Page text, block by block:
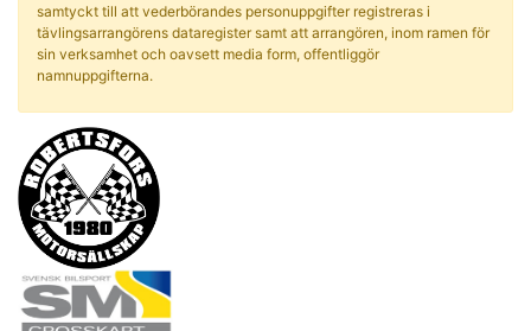
samtyckt till att vederbörandes personuppgifter registreras i
tävlingsarrangörens dataregister samt att arrangören, inom ramen för
sin verksamhet och oavsett media form, offentliggör
namnuppgifterna.